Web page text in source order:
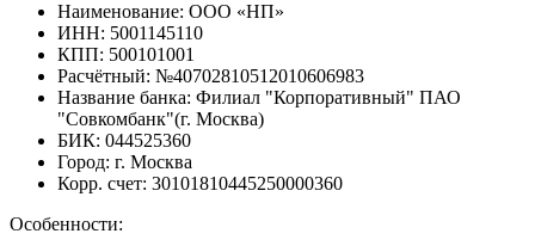
Наименование: ООО «НП»
ИНН: 5001145110
КПП: 500101001
Расчётный: №40702810512010606983
Название банка: Филиал "Корпоративный" ПАО
"Совкомбанк"(г. Москва)
БИК: 044525360
Город: г. Москва
Корр. счет: 30101810445250000360
Особенности: